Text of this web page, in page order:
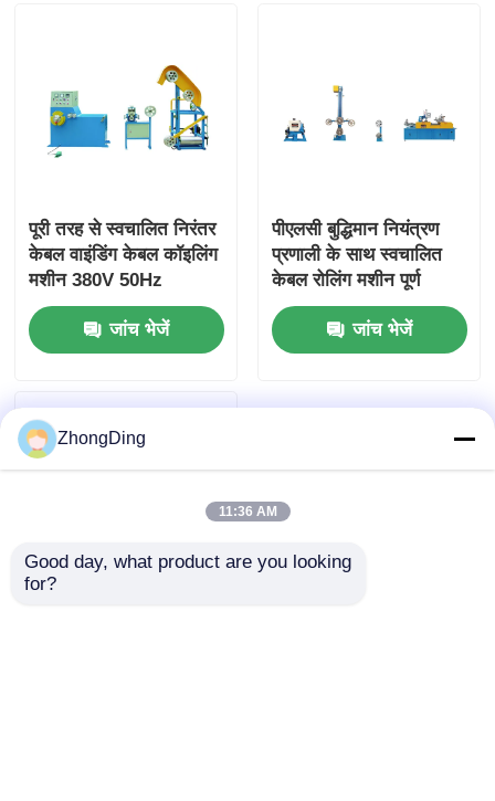
पूरी तरह से स्वचालित निरंतर
केबल वाइंडिंग केबल कॉइलिंग
मशीन 380V 50Hz
जांच भेजें
पीएलसी बुद्धिमान नियंत्रण
प्रणाली के साथ स्वचालित
केबल रोलिंग मशीन पूर्ण
स्वचालित
जांच भेजें
ZhongDing
11:36 AM
Good day, what product are you looking
for?